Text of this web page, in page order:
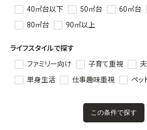
40㎡台以下
50㎡台 60㎡台
80㎡台
90㎡以上
ライフスタイルで探す
ファミリー向け
子育て重視
単身生活
仕事趣味重視 ペッ